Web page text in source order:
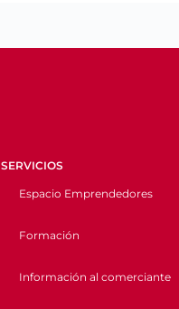
SERVICIOS
Espacio Emprendedores
Formación
Información al comerciante